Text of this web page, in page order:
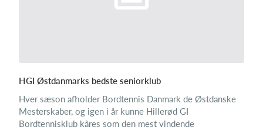
HGI Østdanmarks bedste seniorklub
Hver sæson afholder Bordtennis Danmark de Østdanske
Mesterskaber, og igen i år kunne Hillerød GI
Bordtennisklub kåres som den mest vindende